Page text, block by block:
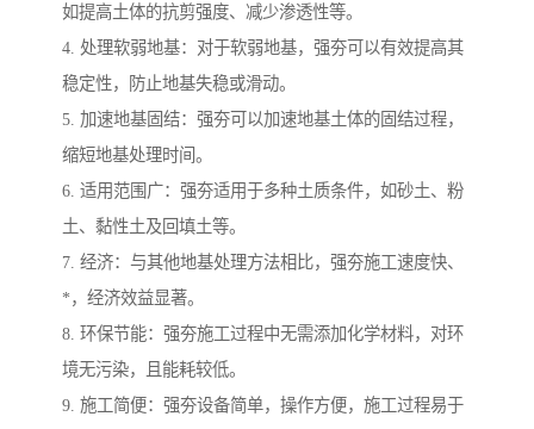
如提高土体的抗剪强度、减少渗透性等。
4. 处理软弱地基：对于软弱地基，强夯可以有效提高其
稳定性，防止地基失稳或滑动。
5. 加速地基固结：强夯可以加速地基土体的固结过程，
缩短地基处理时间。
6. 适用范围广：强夯适用于多种土质条件，如砂土、粉
土、黏性土及回填土等。
7. 经济：与其他地基处理方法相比，强夯施工速度快、
*，经济效益显著。
8. 环保节能：强夯施工过程中无需添加化学材料，对环
境无污染，且能耗较低。
9. 施工简便：强夯设备简单，操作方便，施工过程易于